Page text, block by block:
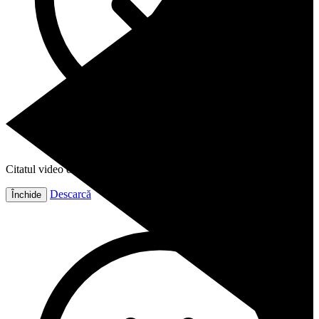
Citatul video este gata!
Închide Descarcă